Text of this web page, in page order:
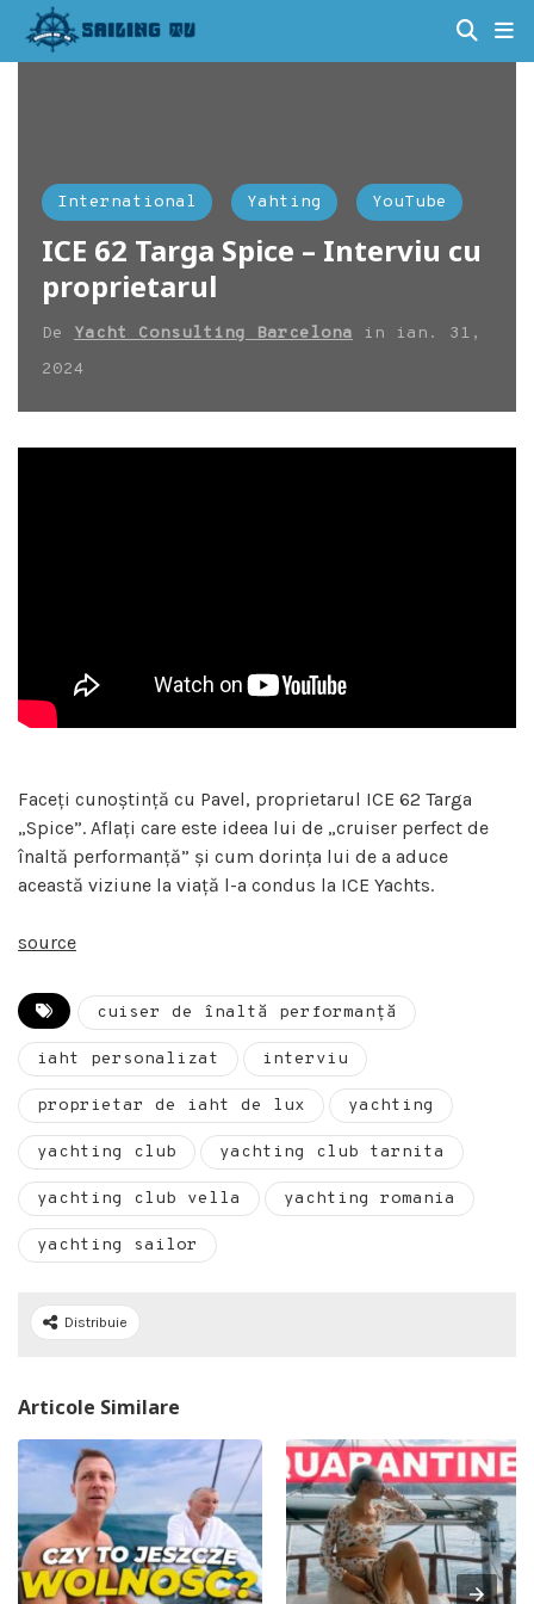
International Yahting YouTube
ICE 62 Targa Spice – Interviu cu
proprietarul
De Yacht Consulting Barcelona in
ian. 31,
2024
Faceți cunoștință cu Pavel, proprietarul ICE 62 Targa
„Spice”. Aflați care este ideea lui de „cruiser perfect de
înaltă performanță” și cum dorința lui de a aduce
această viziune la viață l-a condus la ICE Yachts.
source
cuiser de înaltă performanță
iaht personalizat interviu
proprietar de iaht de lux yachting
yachting club yachting club tarnita
yachting club vella yachting romania
yachting sailor
Distribuie
Articole Similare